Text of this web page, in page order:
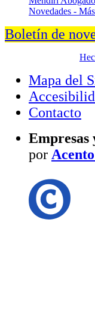
Novedades -
Boletín de
Mapa del
Contacto
Empresas
por